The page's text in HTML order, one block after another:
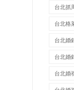
台北抓
台北格
台北婚
台北婚
台北婚